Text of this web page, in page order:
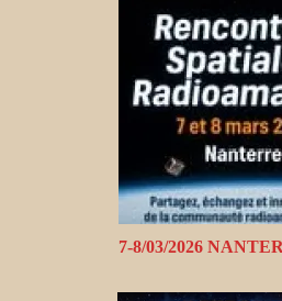
7-8/03/2026